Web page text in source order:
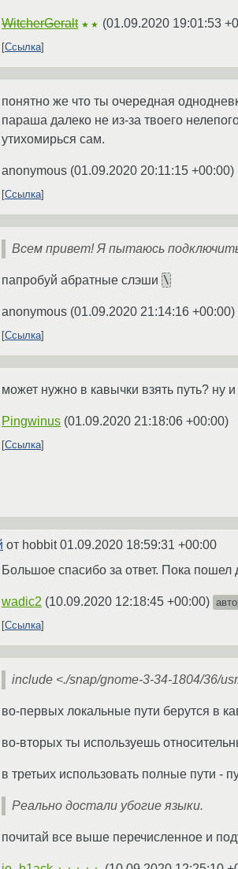
WitcherGeralt ★★ (01.09.2020 19:01:53
Ссылка
понятно же что ты очередная
параша далеко не из-за твоего
утихомирься сам.
anonymous (01.09.2020 20:11:15 +00:00)
Ссылка
Всем привет! Я пытаюсь
папробуй абратные слэши \
anonymous (01.09.2020 21:14:16 +00:00)
Ссылка
может нужно в кавычки взять путь? ну
Pingwinus (01.09.2020 21:18:06 +00:00)
Ссылка
от hobbit01.09.2020 18:59:31 +00:00
Большое спасибо за ответ. Пока пошел
wadic2 (10.09.2020 12:18:45 +00:00)
Ссылка
include <./snap/gnome-3-34-1804/36/
во-первых локальные пути берутся в
во-вторых ты используешь
в третьих использовать полные пути -
Реально достали убогие языки.
почитай все выше перечисленное и